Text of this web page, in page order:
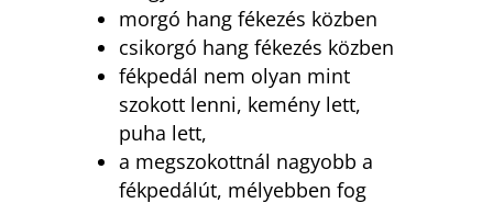
morgó hang fékezés közben
csikorgó hang fékezés közben
fékpedál nem olyan mint
szokott lenni, kemény lett,
puha lett,
a megszokottnál nagyobb a
fékpedálút, mélyebben fog